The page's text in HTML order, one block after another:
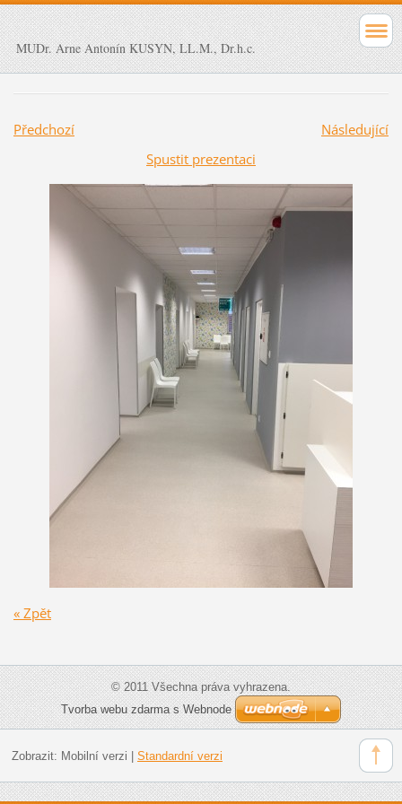
MUDr. Arne Antonín KUSYN, LL.M., Dr.h.c.
Předchozí
Následující
Spustit prezentaci
« Zpět
© 2011 Všechna práva vyhrazena.
Tvorba webu zdarma s Webnode
Zobrazit: Mobilní verzi Standardní verzi